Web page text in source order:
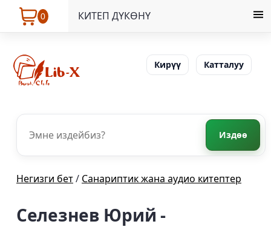
0 КИТЕП ДҮКӨНҮ
Кирүү Катталуу
Издөө
Негизги бет/ Санариптик жана аудио китептер
Селезнев Юрий -